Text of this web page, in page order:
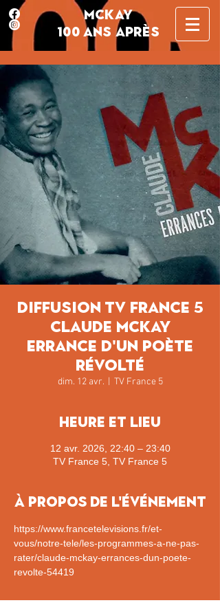
MCKAY
100 ANS APRÈS
diffusion TV France 5
Claude McKay
Errance d'un poète
révolté
dim. 12 avr.
  |
TV France 5
Heure et lieu
12 avr. 2026, 22:40 – 23:40
TV France 5, TV France 5
À propos de l'événement
https://www.francetelevisions.fr/et-
vous/notre-tele/les-programmes-a-ne-pas-
rater/claude-mckay-errances-dun-poete-
revolte-54419